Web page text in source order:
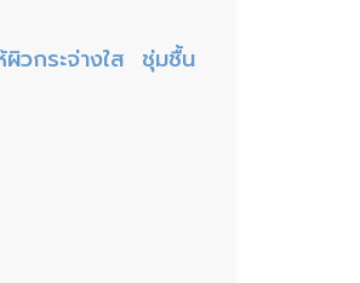
วกระจ่างใส ชุ่มชื้น